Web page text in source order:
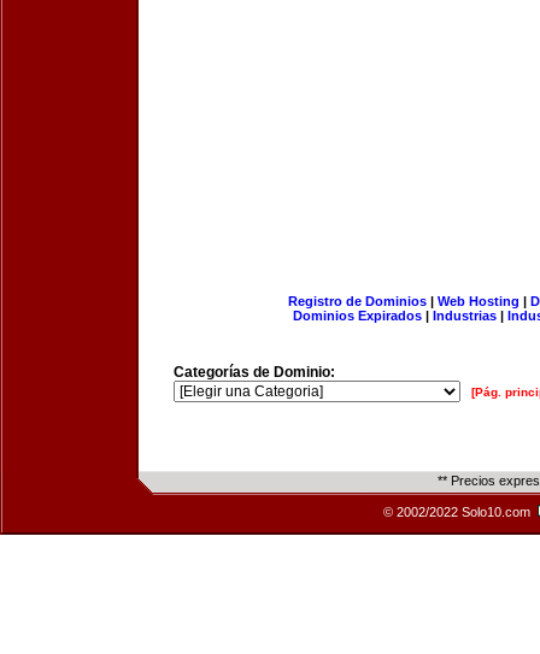
Registro de Dominios| Web Hosting |
Dominios Expirados | Industrias |
Categorías de Dominio:
[Pág.
** Precios
© 2002/2022 Solo10.com